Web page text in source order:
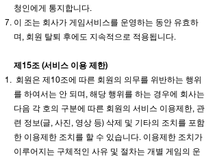
청인에게 통지합니다.
이 조는 회사가 게임서비스를 운영하는 동안 유효하
며, 회원 탈퇴 후에도 지속적으로 적용됩니다.
제15조 (서비스 이용 제한)
회원은 제10조에 따른 회원의 의무를 위반하는 행위
를 하여서는 안 되며, 해당 행위를 하는 경우에 회사는
다음 각 호의 구분에 따른 회원의 서비스 이용제한, 관
련 정보(글, 사진, 영상 등) 삭제 및 기타의 조치를 포함
한 이용제한 조치를 할 수 있습니다. 이용제한 조치가
이루어지는 구체적인 사유 및 절차는 개별 게임의 운